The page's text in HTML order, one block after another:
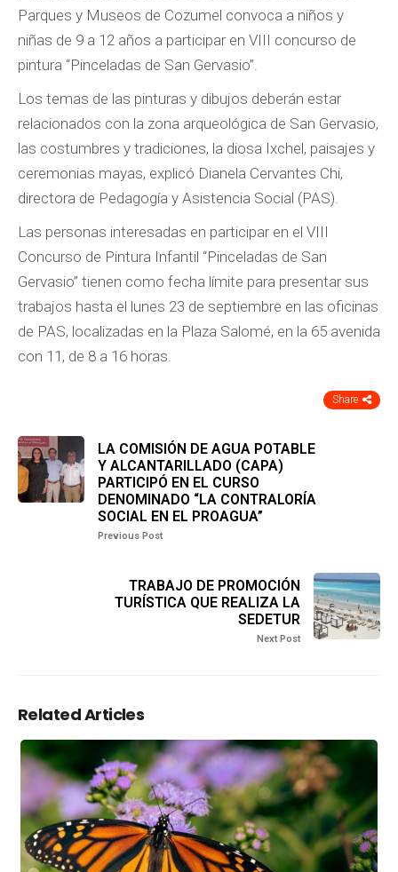
Parques y Museos de Cozumel convoca a niños y
niñas de 9 a 12 años a participar en VIII concurso de
pintura “Pinceladas de San Gervasio”.
Los temas de las pinturas y dibujos deberán estar
relacionados con la zona arqueológica de San Gervasio,
las costumbres y tradiciones, la diosa Ixchel, paisajes y
ceremonias mayas, explicó Dianela Cervantes Chi,
directora de Pedagogía y Asistencia Social (PAS).
Las personas interesadas en participar en el VIII
Concurso de Pintura Infantil “Pinceladas de San
Gervasio” tienen como fecha límite para presentar sus
trabajos hasta el lunes 23 de septiembre en las oficinas
de PAS, localizadas en la Plaza Salomé, en la 65 avenida
con 11, de 8 a 16 horas.
Share
LA COMISIÓN DE AGUA POTABLE
Y ALCANTARILLADO (CAPA)
PARTICIPÓ EN EL CURSO
DENOMINADO “LA CONTRALORÍA
SOCIAL EN EL PROAGUA”
Previous Post
TRABAJO DE PROMOCIÓN
TURÍSTICA QUE REALIZA LA
SEDETUR
Next Post
Related Articles